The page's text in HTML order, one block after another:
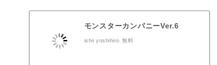
モンスターカンパニーVer.6
ishii yoshihiro 無料